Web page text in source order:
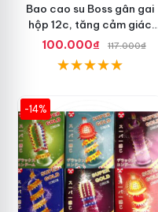
Bao cao su Boss gân gai
hộp 12c, tăng cảm giác
thăng hoa
100.000₫ 117.000₫
-14%